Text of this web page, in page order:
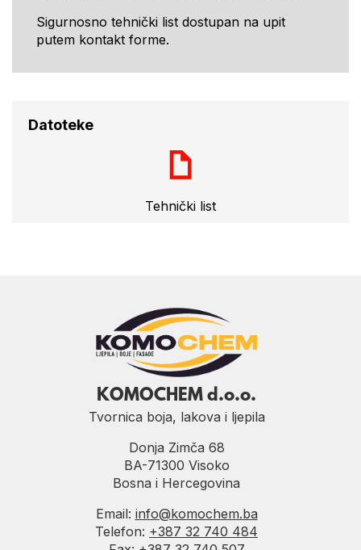
Sigurnosno tehnički list dostupan na upit
putem kontakt forme.
Datoteke
Tehnički list
KOMOCHEM d.o.o.
Tvornica boja, lakova i ljepila
Donja Zimča 68
BA-71300 Visoko
Bosna i Hercegovina
Email: info@komochem.ba
Telefon: +387 32 740 484